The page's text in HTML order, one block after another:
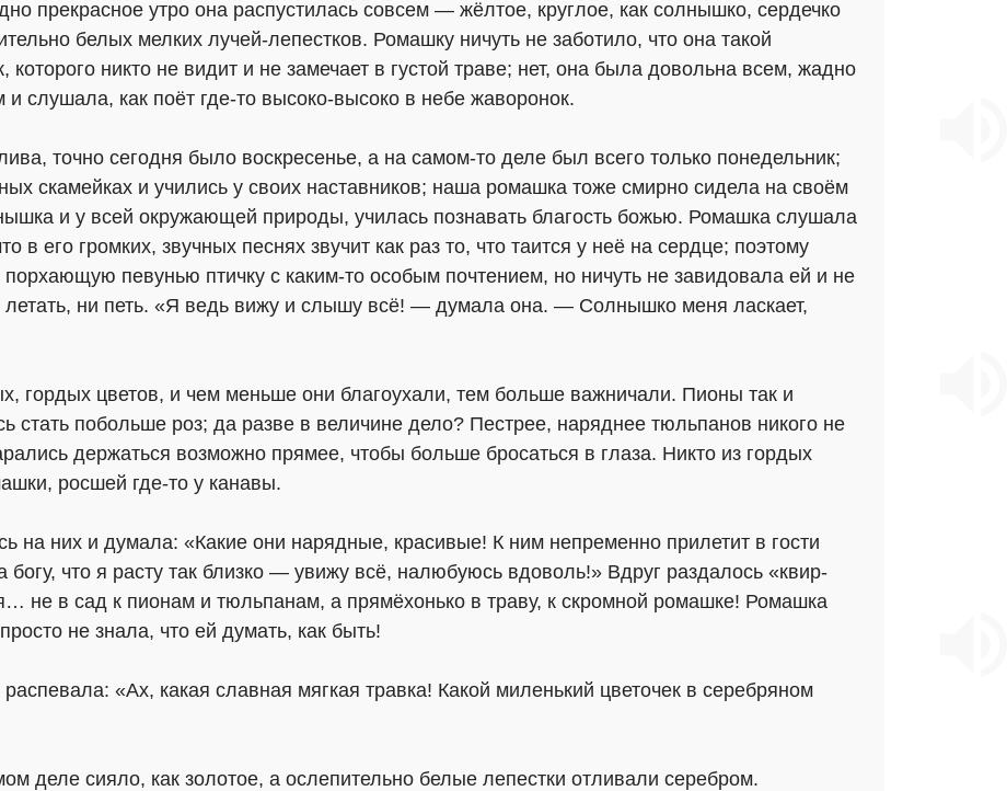
прекрасное утро она распустилась совсем — жёлтое, круглое, как солнышко, сердечко
белых мелких лучей-лепестков. Ромашку ничуть не заботило, что она такой
которого никто не видит и не замечает в густой траве; нет, она была довольна всем, жадно
слушала, как поёт где-то высоко-высоко в небе жаворонок.
точно сегодня было воскресенье, а на самом-то деле был всего только понедельник;
скамейках и учились у своих наставников; наша ромашка тоже смирно сидела на своём
и у всей окружающей природы, училась познавать благость божью. Ромашка слушала
в его громких, звучных песнях звучит как раз то, что таится у неё на сердце; поэтому
певунью птичку с каким-то особым почтением, но ничуть не завидовала ей и не
летать, ни петь. «Я ведь вижу и слышу всё! — думала она. — Солнышко меня ласкает,
гордых цветов, и чем меньше они благоухали, тем больше важничали. Пионы так и
стать побольше роз; да разве в величине дело? Пестрее, наряднее тюльпанов никого не
держаться возможно прямее, чтобы больше бросаться в глаза. Никто из гордых
росшей где-то у канавы.
на них и думала: «Какие они нарядные, красивые! К ним непременно прилетит в гости
богу, что я расту так близко — увижу всё, налюбуюсь вдоволь!» Вдруг раздалось «квир-
не в сад к пионам и тюльпанам, а прямёхонько в траву, к скромной ромашке! Ромашка
не знала, что ей думать, как быть!
«Ах, какая славная мягкая травка! Какой миленький цветочек в серебряном
деле сияло, как золотое, а ослепительно белые лепестки отливали серебром.